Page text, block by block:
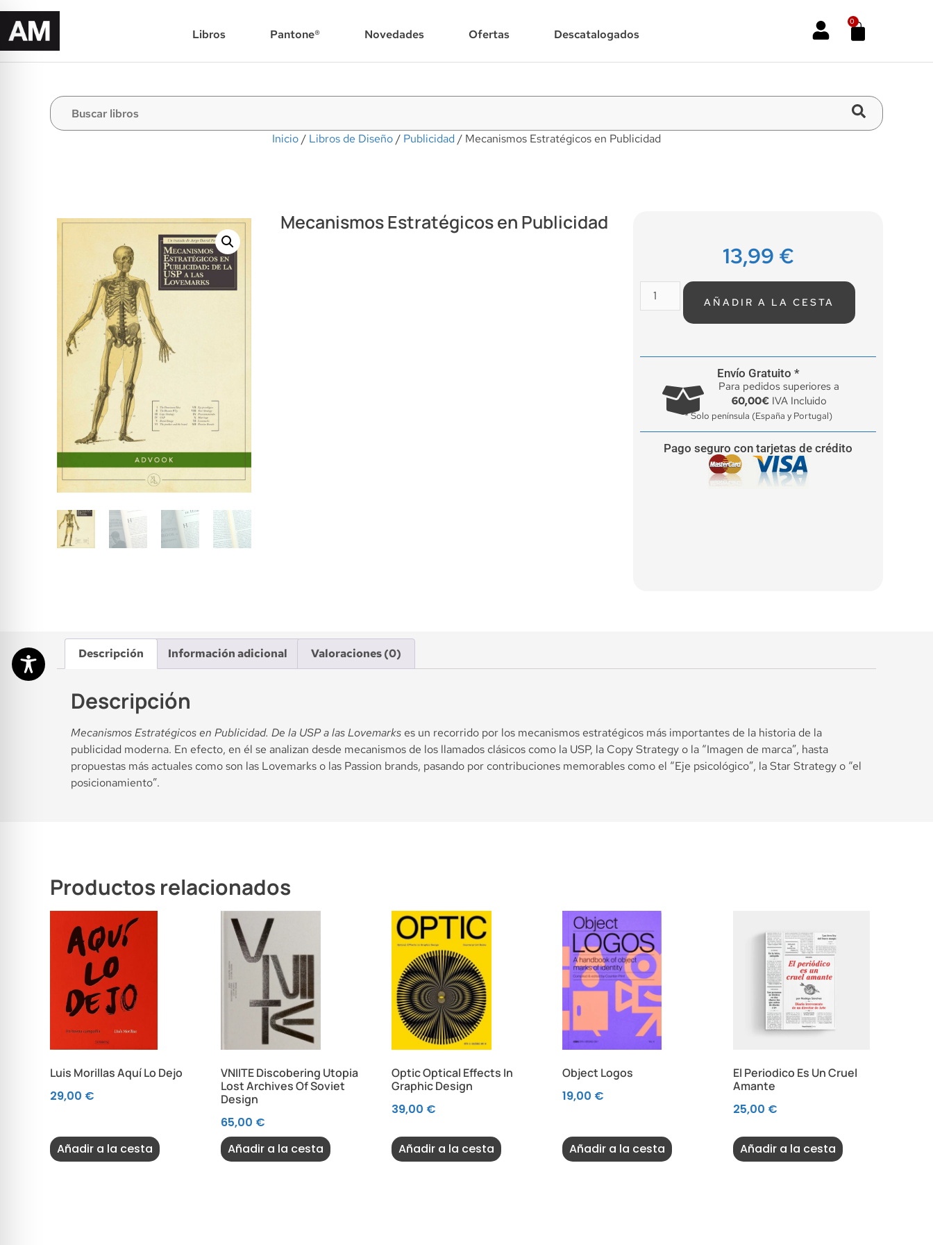
Libros Pantone® Novedades Ofertas Descatalogados
0
Inicio / Libros de Diseño / Publicidad / Mecanismos Estratégicos en Publicidad
Mecanismos Estratégicos en Publicidad
13,99 €
AÑADIR A LA CESTA
Envío Gratuito *
Para pedidos superiores a
60,00€IVA Incluido
* Solo península (España y Portugal)
Pago seguro con tarjetas de crédito
Descripción Información adicional Valoraciones (0)
Descripción
Mecanismos Estratégicos en Publicidad. De la USP a las Lovemarks es un recorrido por los mecanismos estratégicos más importantes de la historia de la
publicidad moderna. En efecto, en él se analizan desde mecanismos de los llamados clásicos como la USP, la Copy Strategy o la “Imagen de marca”, hasta
propuestas más actuales como son las Lovemarks o las Passion brands, pasando por contribuciones memorables como el “Eje psicológico”, la Star Strategy o “el
posicionamiento”.
Productos relacionados
Luis Morillas Aquí Lo Dejo
29,00 €
Añadir a la cesta
VNIITE Discobering Utopia
Lost Archives Of Soviet
Design
65,00 €
Añadir a la cesta
Optic Optical Effects In
Graphic Design
39,00 €
Añadir a la cesta
Object Logos
19,00 €
Añadir a la cesta
El Periodico Es Un Cruel
Amante
25,00 €
Añadir a la cesta